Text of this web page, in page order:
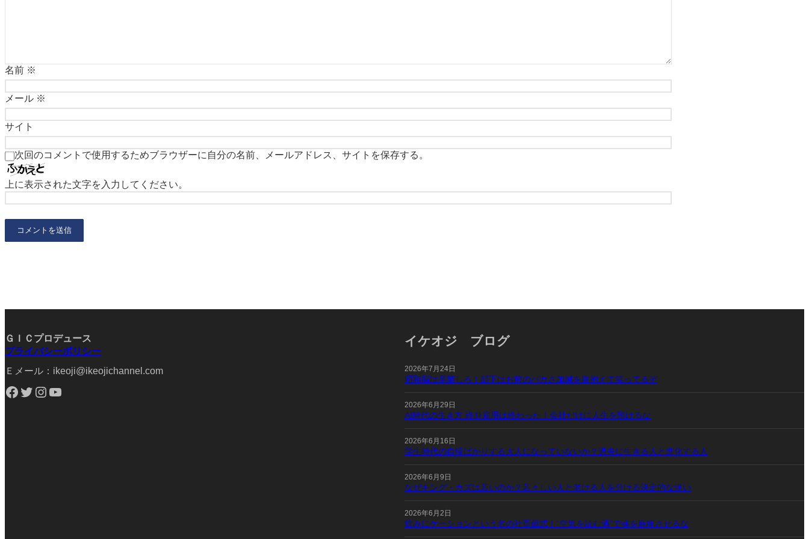
名前 ※
メール ※
サイト
次回のコメントで使用するためブラウザーに自分の名前、メールアドレス、サイトを保存する。
上に表示された文字を入力してください。
ＧＩＣプロデュース
プライバシーポリシー
Ｅメール：ikeoji@ikeojichannel.com
Facebook Twitter Instagram YouTube
イケオジ ブログ
2026年7月24日
昭和脳は卒業しろ！部下はお前のバカさ加減を腹抱えて笑ってるぞ
2026年6月29日
AI時代の生き方 終身雇用は終わった！会社だけに人生を預けるな
2026年6月16日
学生時代の自慢ばかりする大人になっていないか？過去に生きる人と進化する人
2026年6月9日
なぜキング・カズは若いのか？若々しい人と老ける人を分ける決定的な違い
2026年6月2日
飲みにケーションという名の社畜儀式！“空気を読む酒”で魂を麻痺させるな